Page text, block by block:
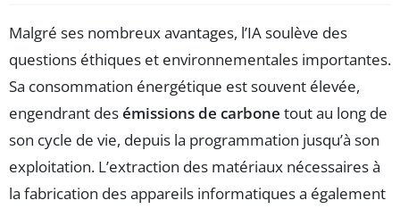
Malgré ses nombreux avantages, l’IA soulève des
questions éthiques et environnementales importantes.
Sa consommation énergétique est souvent élevée,
engendrant desémissions de carbone tout au long de
son cycle de vie, depuis la programmation jusqu’à son
exploitation. L’extraction des matériaux nécessaires à
la fabrication des appareils informatiques a également